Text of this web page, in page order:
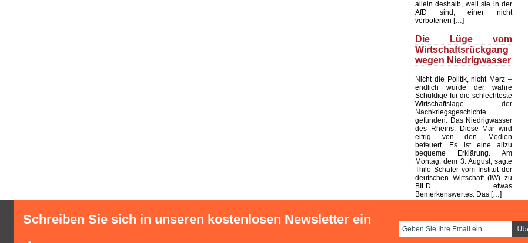
allein deshalb, weil sie in der
AfD sind, einer nicht
verbotenen […]
Die Lüge vom
Wirtschaftsrückgang
wegen Niedrigwasser
Nicht die Politik, nicht Merz –
endlich wurde der wahre
Schuldige für die schlechteste
Wirtschaftslage der
Nachkriegsgeschichte
gefunden: Das Niedrigwasser
des Rheins. Diese Mär wird
eifrig von den Medien
befeuert. Es ist eine allzu
bequeme Erklärung. Am
Montag, dem 3. August, sagte
Thilo Schäfer vom Institut der
deutschen Wirtschaft (IW) zu
BILD etwas
Bemerkenswertes. Das […]
Schreiben Sie sich in unseren kostenlosen Newsletter ein